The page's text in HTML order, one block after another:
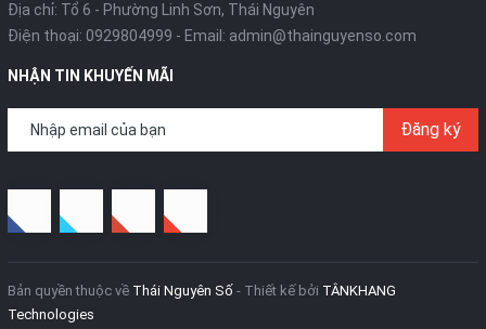
Địa chỉ: Tổ 6 - Phường Linh Sơn, Thái Nguyên
Điện thoại: 0929804999 - Email: admin@thainguyenso.com
NHẬN TIN KHUYẾN MÃI
Đăng ký
Bản quyền thuộc về Thái Nguyên Số - Thiết kế bởi TÂNKHANG
Technologies